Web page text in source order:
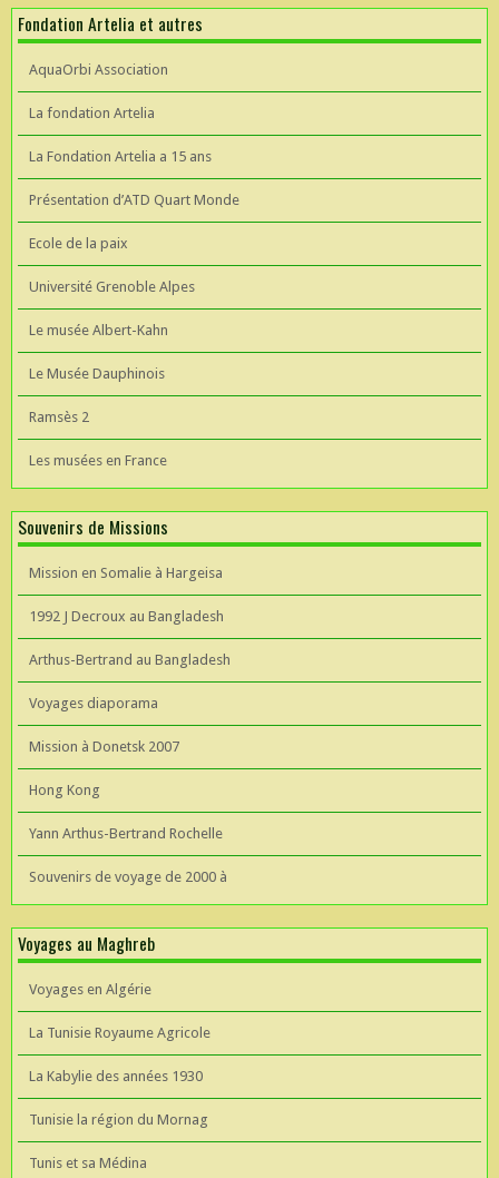
Fondation Artelia et autres
AquaOrbi Association
La fondation Artelia
La Fondation Artelia a 15 ans
Présentation d’ATD Quart Monde
Ecole de la paix
Université Grenoble Alpes
Le musée Albert-Kahn
Le Musée Dauphinois
Ramsès 2
Les musées en France
Souvenirs de Missions
Mission en Somalie à Hargeisa
1992 J Decroux au Bangladesh
Arthus-Bertrand au Bangladesh
Voyages diaporama
Mission à Donetsk 2007
Hong Kong
Yann Arthus-Bertrand Rochelle
Souvenirs de voyage de 2000 à
Voyages au Maghreb
Voyages en Algérie
La Tunisie Royaume Agricole
La Kabylie des années 1930
Tunisie la région du Mornag
Tunis et sa Médina